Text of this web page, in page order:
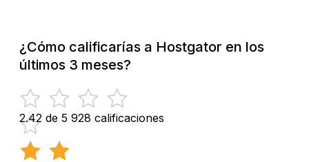
¿Cómo calificarías a Hostgator en los
últimos 3 meses?
2.42 de 5 928 calificaciones